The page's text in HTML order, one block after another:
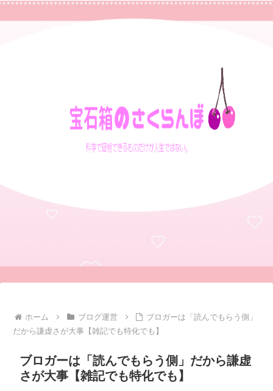
ホーム ブログ運営
ブロガーは「読んでもらう側」
だから謙虚さが大事【雑記でも特化でも】
ブロガーは「読んでもらう側」だから謙虚
さが大事【雑記でも特化でも】